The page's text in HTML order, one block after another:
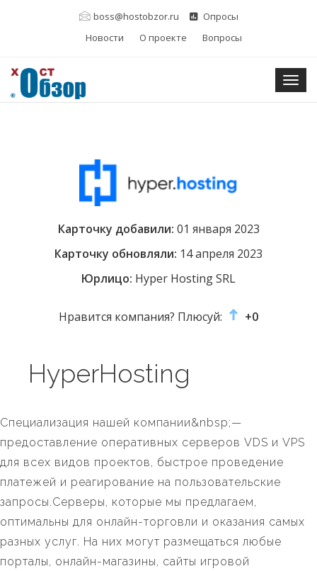
boss@hostobzor.ru
Опросы
Новости
О проекте Вопросы
Карточку добавили: 01 января 2023
Карточку обновляли: 14 апреля 2023
Юрлицо: Hyper Hosting SRL
Нравится компания? Плюсуй: +0
HyperHosting
Специализация нашей компании&nbsp;—
предоставление оперативных серверов VDS и VPS
для всех видов проектов, быстрое проведение
платежей и реагирование на пользовательские
запросы.Серверы, которые мы предлагаем,
оптимальны для онлайн-торговли и оказания самых
разных услуг. На них могут размещаться любые
порталы, онлайн-магазины, сайты игровой